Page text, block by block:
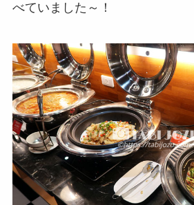
べていました～！